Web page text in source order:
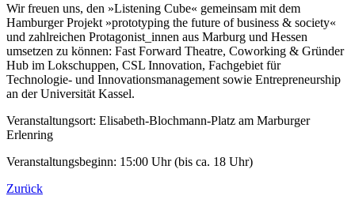
Wir freuen uns, den »Listening Cube« gemeinsam mit dem
Hamburger Projekt »prototyping the future of business & society«
und zahlreichen Protagonist_innen aus Marburg und Hessen
umsetzen zu können: Fast Forward Theatre, Coworking & Gründer
Hub im Lokschuppen, CSL Innovation, Fachgebiet für
Technologie- und Innovationsmanagement sowie Entrepreneurship
an der Universität Kassel.
Veranstaltungsort: Elisabeth-Blochmann-Platz am Marburger
Erlenring
Veranstaltungsbeginn: 15:00 Uhr (bis ca. 18 Uhr)
Zurück